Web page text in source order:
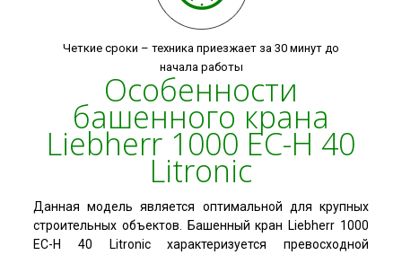
Четкие сроки – техника приезжает за 30 минут до
начала работы
Особенности
башенного крана
Liebherr 1000 EC-H 40
Litronic
Данная модель является оптимальной для крупных
строительных объектов. Башенный кран Liebherr 1000
EC-H 40 Litronic характеризуется превосходной